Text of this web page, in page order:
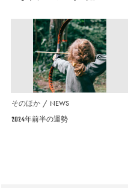
そのほか NEWS
2024年前半の運勢